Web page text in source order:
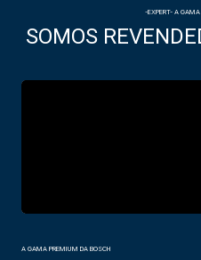
-EXPERT- A
SOMOS
A GAMA PREMIUM DA BOSCH